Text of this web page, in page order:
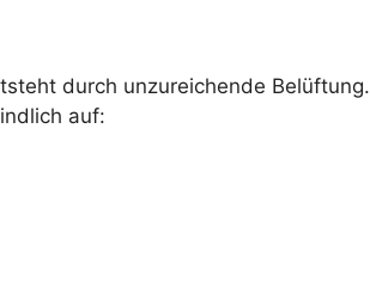
durch unzureichende Belüftung.
auf: